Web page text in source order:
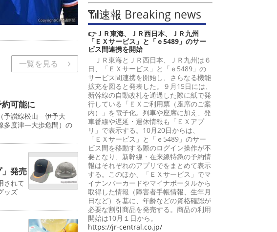
一覧を見る
可能に
予讃線松山―伊予大
多度津―大歩危間）の
発売
されて
ッズ
📶速報 Breaking news
👉ＪＲ東海、ＪＲ西日本、ＪＲ九州
「ＥＸサービス」と「ｅ5489」のサー
ビス間連携を開始
ＪＲ東海とＪＲ西日本、ＪＲ九州は６
日、「ＥＸサービス」と「ｅ5489」の
サービス間連携を開始し、さらなる機能
拡充を図ると発表した。９月15日には、
新幹線の自動改札を通過した際に紙で発
行している「ＥＸご利用票（座席のご案
内）」を電子化。列車や座席に加え、発
車番線や遅延・運休情報も「ＥＸアプ
リ」で表示する。10月20日からは、
「ＥＸサービス」と「ｅ5489」のサー
ビス間を移動する際のログイン操作が不
要となり、新幹線・在来線特急の予約情
報はそれぞれのアプリでをまとめて表示
する。このほか、「ＥＸサービス」でマ
イナンバーカードやマイナポータルから
取得した情報（障害者手帳情報、生年月
日など）を基に、年齢などの資格確認が
必要な割引商品を発売する。商品の利用
開始は10月１日から。
https://jr-central.co.jp/